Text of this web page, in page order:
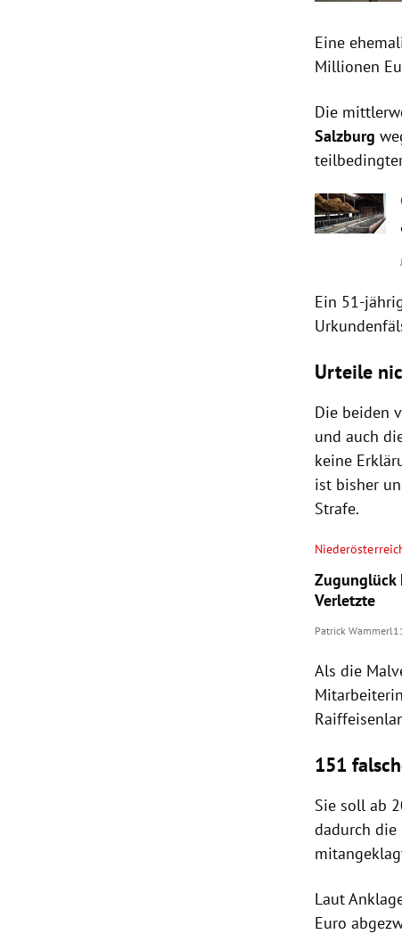
Eine
Millionen
Die
Salzburg
Ein 51-
Urteile
Die beiden
und auch
keine
ist bisher
Strafe.
Zugunglück
Verletzte
Patrick Wammerl
Als die
151
Sie soll ab
dadurch die
Laut
Euro